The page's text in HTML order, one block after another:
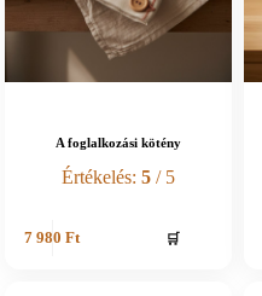
A foglalkozási kötény
Értékelés:5 / 5
7 980Ft 🛒